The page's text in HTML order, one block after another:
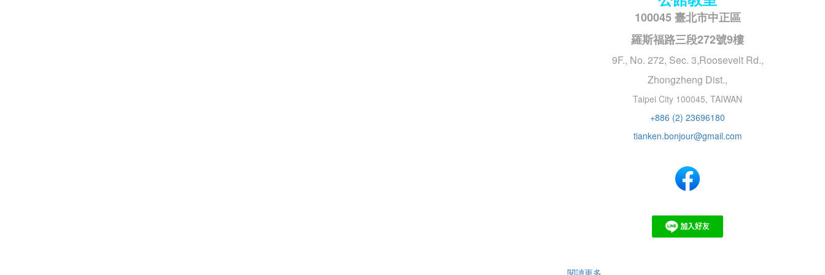
100045 臺北市中正區
羅斯福路三段272號9樓
9F., No. 272, Sec. 3,Roosevelt Rd.,
Zhongzheng Dist.,
Taipei City 100045, TAIWAN
+886 (2) 23696180
tianken.bonjour@gmail.com
閱讀更多